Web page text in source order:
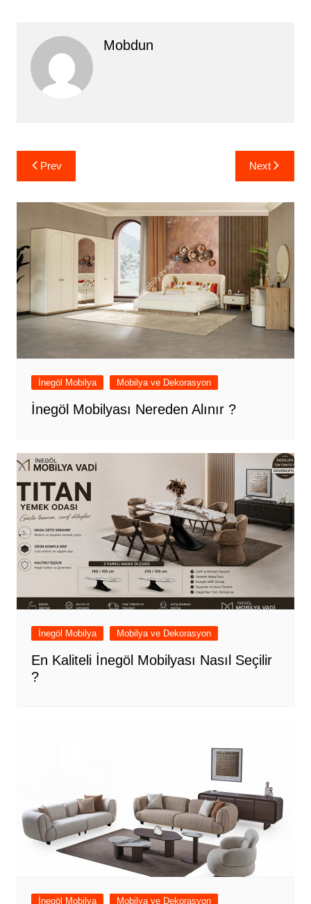
Mobdun
Yazı
gezinmesi
Prev Next
İnegöl Mobilya Mobilya ve Dekorasyon
İnegöl Mobilyası Nereden Alınır ?
İnegöl Mobilya Mobilya ve Dekorasyon
En Kaliteli İnegöl Mobilyası Nasıl Seçilir
?
İnegöl Mobilya Mobilya ve Dekorasyon